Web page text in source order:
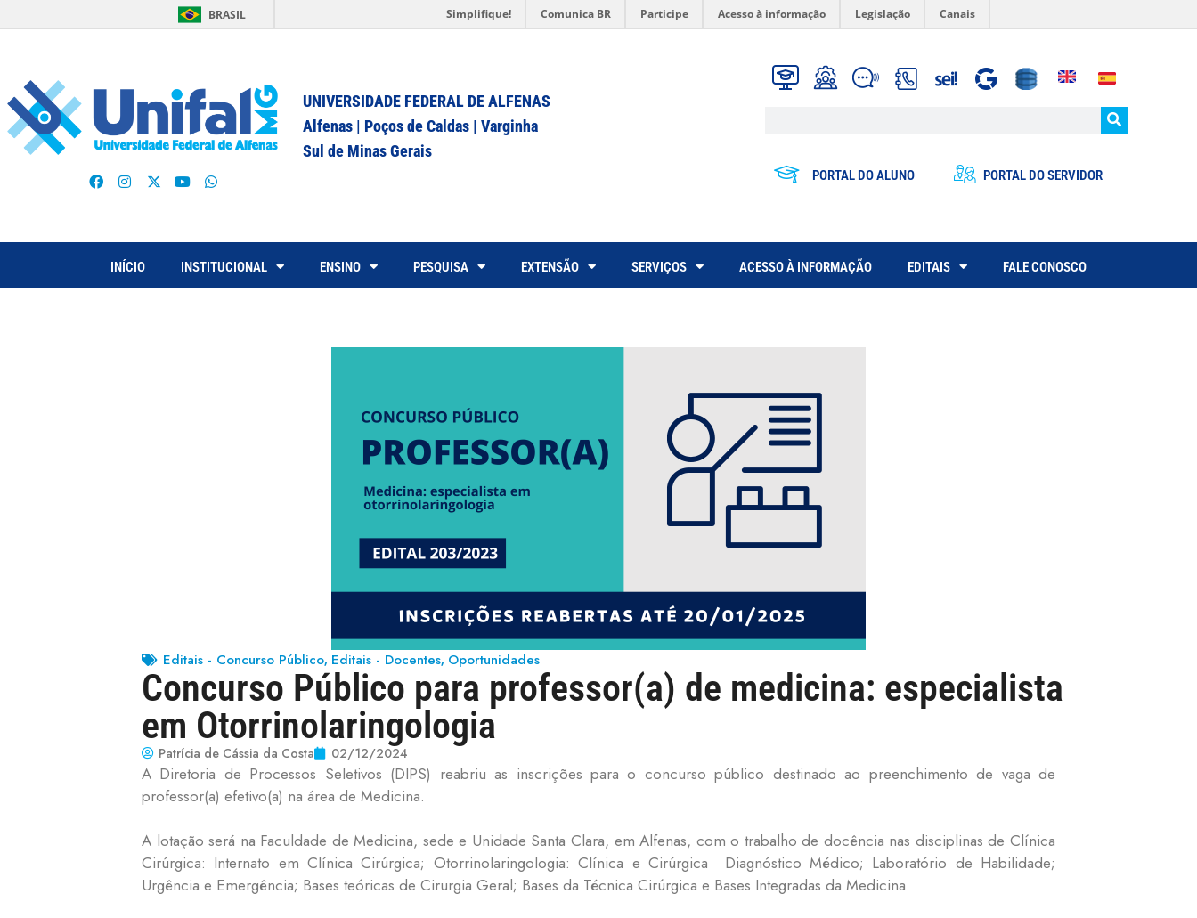
BRASIL Simplifique! Comunica BR Participe Acesso à informação Legislação Canais
UNIVERSIDADE FEDERAL DE ALFENAS
Alfenas | Poços de Caldas | Varginha
Sul de Minas Gerais
PORTAL DO ALUNO PORTAL DO SERVIDOR
INÍCIO INSTITUCIONAL ENSINO PESQUISA EXTENSÃO SERVIÇOS ACESSO À INFORMAÇÃO EDITAIS FALE CONOSCO
Editais - Concurso Público, Editais - Docentes, Oportunidades
Concurso Público para professor(a) de medicina: especialista
em Otorrinolaringologia
Patrícia de Cássia da Costa 02/12/2024
A Diretoria de Processos Seletivos (DIPS) reabriu as inscrições para o concurso público destinado ao preenchimento de vaga de
professor(a) efetivo(a) na área de Medicina.
A lotação será na Faculdade de Medicina, sede e Unidade Santa Clara, em Alfenas, com o trabalho de docência nas disciplinas de Clínica
Cirúrgica: Internato em Clínica Cirúrgica; Otorrinolaringologia: Clínica e Cirúrgica Diagnóstico Médico; Laboratório de Habilidade;
Urgência e Emergência; Bases teóricas de Cirurgia Geral; Bases da Técnica Cirúrgica e Bases Integradas da Medicina.